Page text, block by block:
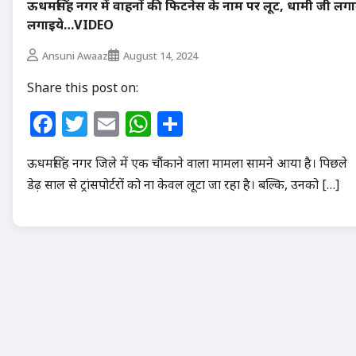
ऊधमसिंह नगर में वाहनों की फिटनेस के नाम पर लूट, धामी जी
लगाइये…VIDEO
Ansuni Awaaz August 14, 2024
Share this post on:
Facebook
Twitter
EmailWhatsApp
ऊधमसिंह नगर जिले में एक चौंकाने वाला मामला सामने आया है। पिछले
डेढ़ साल से ट्रांसपोर्टरों को ना केवल लूटा जा रहा है। बल्कि, उनको […]